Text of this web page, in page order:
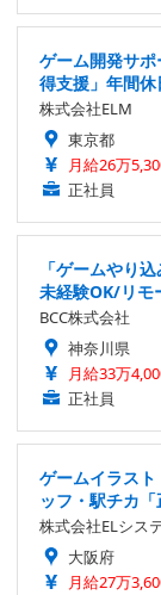
ゲーム開発サ
得支援」年間休
株式会社ELM
東京都
月給26万
正社員
「ゲームやり
未経験OK/リモ
BCC株式会社
神奈川県
月給33万
正社員
ゲームイラス
ッフ・駅チカ
株式会社ELシス
大阪府
月給27万